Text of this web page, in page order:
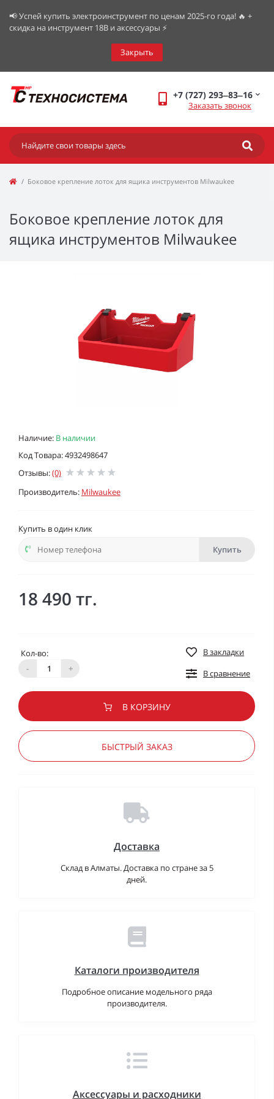
📢 Успей купить электроинструмент по ценам 2025-го года! 🔥 +
скидка на инструмент 18В и аксессуары ⚡️
Закрыть
+7 (727) 293‒83‒16
Заказать звонок
Боковое крепление лоток для ящика инструментов Milwaukee
Боковое крепление лоток для
ящика инструментов Milwaukee
Наличие: В наличии
Код Товара: 4932498647
Отзывы:(0)
Производитель: Milwaukee
Купить в один клик
Купить
18 490 тг.
Кол-во:
-
+
В закладки
В сравнение
В КОРЗИНУ
БЫСТРЫЙ ЗАКАЗ
Доставка
Склад в Алматы. Доставка по стране за 5
дней.
Каталоги производителя
Подробное описание модельного ряда
производителя.
Аксессуары и расходники